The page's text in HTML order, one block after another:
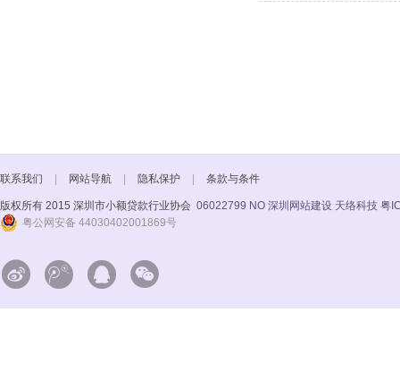
联系我们 网站导航 隐私保护 条款与条件
版权所有 2015 深圳市小额贷款行业协会 06022799 NO 深圳网站建设 天络科技 粤
粤公网安备 44030402001869号
   